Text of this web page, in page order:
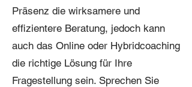
Präsenz die wirksamere und
effizientere Beratung, jedoch kann
auch das Online oder Hybridcoaching
die richtige Lösung für Ihre
Fragestellung sein. Sprechen Sie